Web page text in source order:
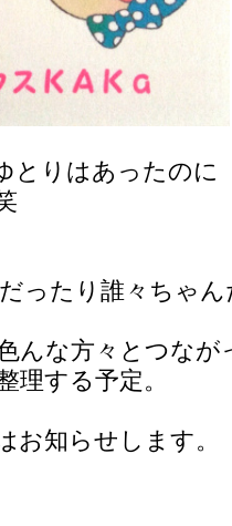
とりはあったのに
ったり誰々ちゃ
んな方々とつなが
理する予定。
お知らせします。